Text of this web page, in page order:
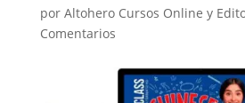
por Altohero Cursos Online y
Comentarios